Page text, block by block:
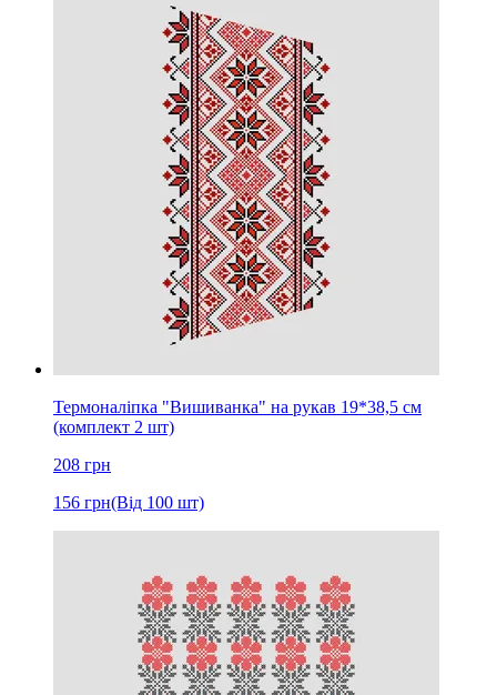
Термоналіпка "Вишиванка" на рукав 19*38,5 см
(комплект 2 шт)
208 грн
156 грн(Від 100 шт)